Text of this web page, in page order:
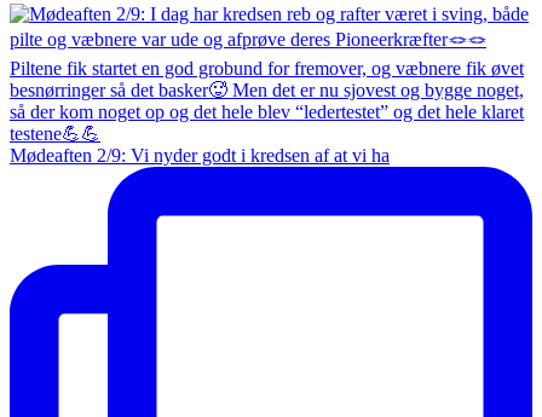
Mødeaften 2/9: Vi nyder godt i kredsen af at vi ha